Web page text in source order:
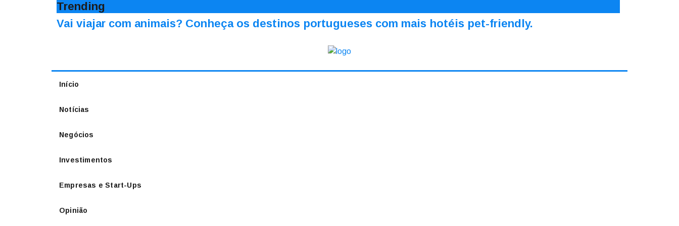
Trending
Vai viajar com animais? Conheça os destinos portugueses com mais hotéis pet-friendly.
Início
Notícias
Negócios
Investimentos
Empresas e Start-Ups
Opinião